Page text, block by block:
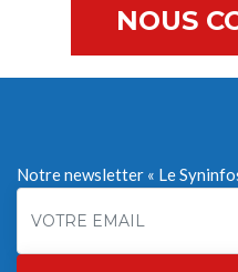
NOUS
Notre newsletter « Le